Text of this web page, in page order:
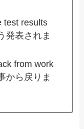
test results
発表されま
from work
から戻りま